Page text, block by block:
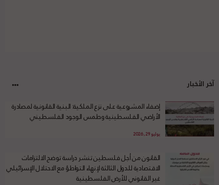
آخر الأخبار
إضفاء المشروعية على نزع الملكية: البنية القانونية لمصادرة
الأراضي الفلسطينية وطمس الوجود الفلسطيني
يوليو 29, 2026
القانون من أجل فلسطين تنشر دراسة توضح الالتزامات
الاقتصادية للدول الثالثة لإنهاء التواطؤ مع الاحتلال الإسرائيلي
غير القانوني للأرض الفلسطينية